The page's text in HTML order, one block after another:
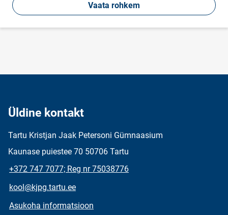
Vaata rohkem
Üldine kontakt
Tartu Kristjan Jaak Petersoni Gümnaasium
Kaunase puiestee 70 50706 Tartu
+372 747 7077; Reg nr 75038776
kool@kjpg.tartu.ee
Asukoha informatsioon